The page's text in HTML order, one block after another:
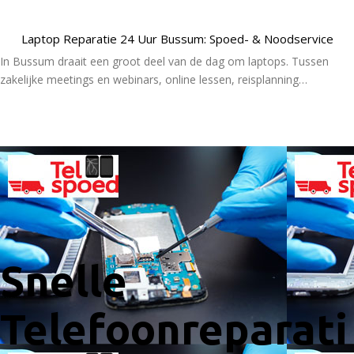
Laptop Reparatie 24 Uur Bussum: Spoed- & Noodservice
In Bussum draait een groot deel van de dag om laptops. Tussen
zakelijke meetings en webinars, online lessen, reisplanning…
Snelle
Telefoonreparati